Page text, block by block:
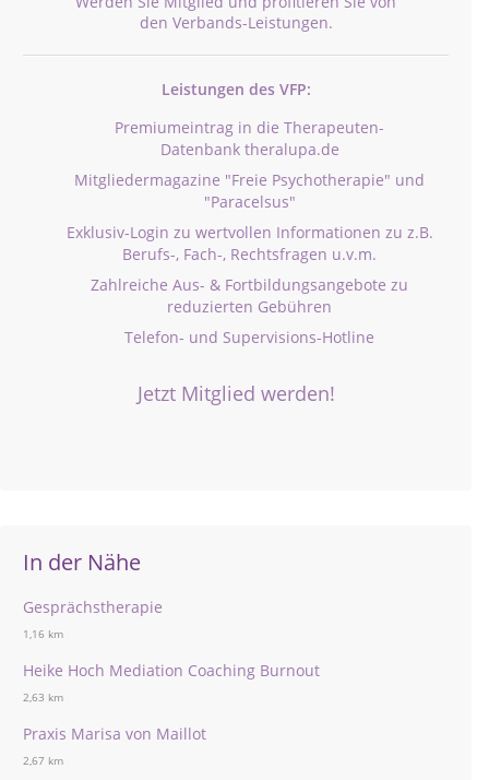
den Verbands-Leistungen.
Leistungen des VFP:
Premiumeintrag in die Therapeuten-
Datenbank theralupa.de
Mitgliedermagazine "Freie Psychotherapie" und
"Paracelsus"
Exklusiv-Login zu wertvollen Informationen zu z.B.
Berufs-, Fach-, Rechtsfragen u.v.m.
Zahlreiche Aus- & Fortbildungsangebote zu
reduzierten Gebühren
Telefon- und Supervisions-Hotline
Jetzt Mitglied werden!
In der Nähe
Gesprächstherapie
1,16 km
Heike Hoch Mediation Coaching Burnout
2,63 km
Praxis Marisa von Maillot
2,67 km